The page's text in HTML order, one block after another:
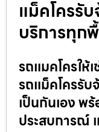
แม็คโครรับ
บริการทุก
รถแมคโครให้
รถแม็คโครรับ
เป็นกันเอง พ
ประสบการณ์